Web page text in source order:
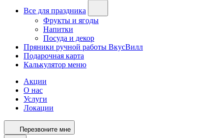
Все для праздника
Фрукты и ягоды
Напитки
Посуда и декор
Пряники ручной работы ВкусВилл
Подарочная карта
Калькулятор меню
Акции
О нас
Услуги
Локации
Перезвоните мне